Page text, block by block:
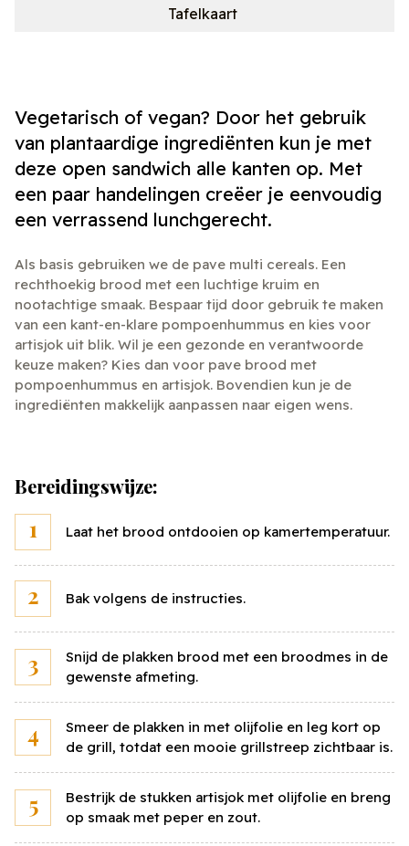
Tafelkaart
Sluiten
Vegetarisch of vegan? Door het gebruik
van plantaardige ingrediënten kun je met
deze open sandwich alle kanten op. Met
een paar handelingen creëer je eenvoudig
een verrassend lunchgerecht.
Als basis gebruiken we de pave multi cereals. Een
rechthoekig brood met een luchtige kruim en
nootachtige smaak. Bespaar tijd door gebruik te maken
van een kant-en-klare pompoenhummus en kies voor
artisjok uit blik. Wil je een gezonde en verantwoorde
keuze maken? Kies dan voor pave brood met
pompoenhummus en artisjok. Bovendien kun je de
ingrediënten makkelijk aanpassen naar eigen wens.
Bereidingswijze:
Laat het brood ontdooien op kamertemperatuur.
Bak volgens de instructies.
Snijd de plakken brood met een broodmes in de
gewenste afmeting.
Smeer de plakken in met olijfolie en leg kort op
de grill, totdat een mooie grillstreep zichtbaar is.
Bestrijk de stukken artisjok met olijfolie en breng
op smaak met peper en zout.